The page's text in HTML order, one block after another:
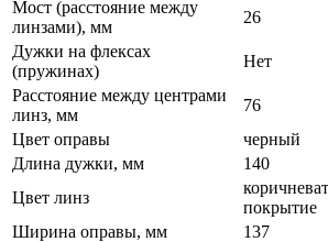
Мост (расстояние между
линзами), мм
26
Дужки на флексах
(пружинах)
Нет
Расстояние между центрами
линз, мм
76
Цвет оправы
черный
Длина дужки, мм
140
Цвет линз
покрытие
Ширина оправы, мм
137